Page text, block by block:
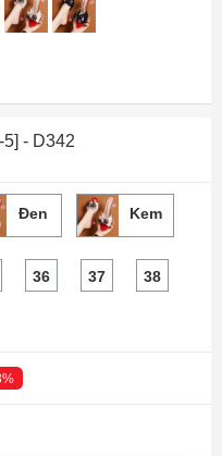
- D342
Đen Kem
36 37 38